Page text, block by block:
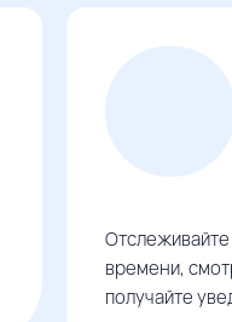
Отслеживайте
времени,
получайте